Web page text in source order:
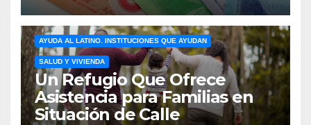
AYUDA AL LATINO. INSTITUCIONES QUE AYUDAN
SALUD Y VIVIENDA
Un Refugio Que Ofrece
Asistencia para Familias en
Situación de Calle